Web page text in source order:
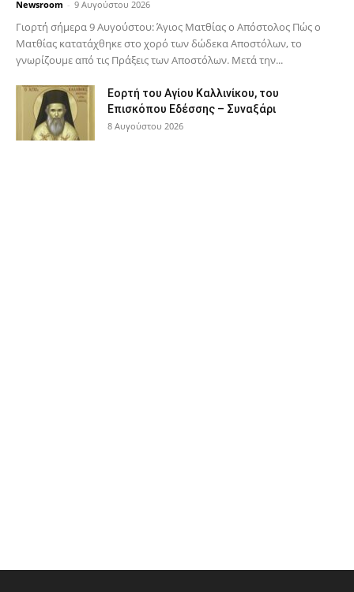
Newsroom - 9 Αυγούστου 2026
Γιορτή σήμερα 9 Αυγούστου: Άγιος Ματθίας ο Απόστολος Πώς ο
Ματθίας κατατάχθηκε στο χορό των δώδεκα Αποστόλων, το
γνωρίζουμε από τις Πράξεις των Αποστόλων. Μετά την...
Εορτή του Αγίου Καλλινίκου, του
Επισκόπου Εδέσσης – Συναξάρι
8 Αυγούστου 2026